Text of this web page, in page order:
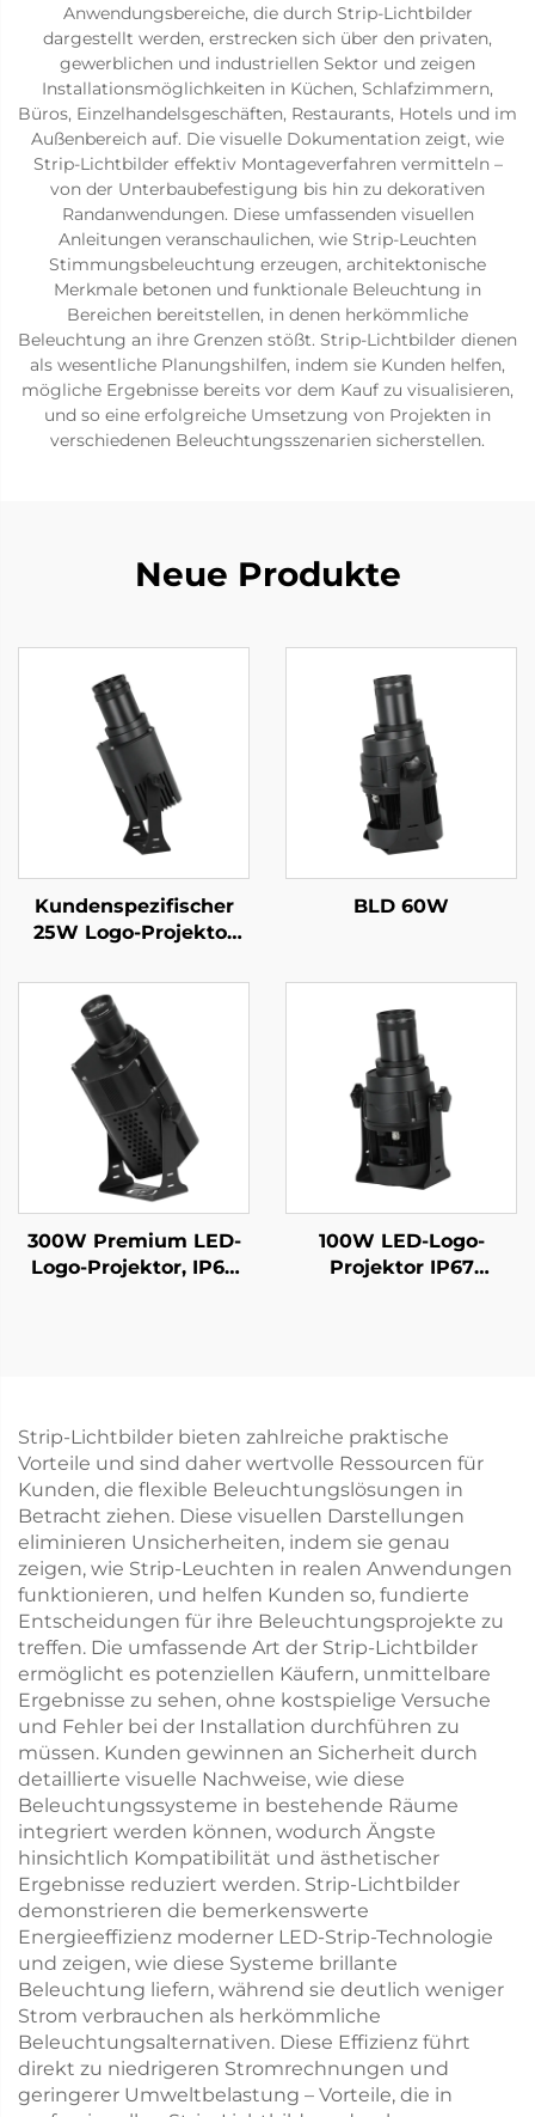
Anwendungsbereiche, die durch Strip-Lichtbilder
dargestellt werden, erstrecken sich über den privaten,
gewerblichen und industriellen Sektor und zeigen
Installationsmöglichkeiten in Küchen, Schlafzimmern,
Büros, Einzelhandelsgeschäften, Restaurants, Hotels und im
Außenbereich auf. Die visuelle Dokumentation zeigt, wie
Strip-Lichtbilder effektiv Montageverfahren vermitteln –
von der Unterbaubefestigung bis hin zu dekorativen
Randanwendungen. Diese umfassenden visuellen
Anleitungen veranschaulichen, wie Strip-Leuchten
Stimmungsbeleuchtung erzeugen, architektonische
Merkmale betonen und funktionale Beleuchtung in
Bereichen bereitstellen, in denen herkömmliche
Beleuchtung an ihre Grenzen stößt. Strip-Lichtbilder dienen
als wesentliche Planungshilfen, indem sie Kunden helfen,
mögliche Ergebnisse bereits vor dem Kauf zu visualisieren,
und so eine erfolgreiche Umsetzung von Projekten in
verschiedenen Beleuchtungsszenarien sicherstellen.
Neue Produkte
Kundenspezifischer
25W Logo-Projektor
rotierendem Gobo und
Fernbedienung – ideal
für Ladenfassaden
und Schilder
BLD 60W
300W Premium LED-
Logo-Projektor, IP67
100W LED-Logo-
Projektor IP67
Strip-Lichtbilder bieten zahlreiche praktische
Vorteile und sind daher wertvolle Ressourcen für
Kunden, die flexible Beleuchtungslösungen in
Betracht ziehen. Diese visuellen Darstellungen
eliminieren Unsicherheiten, indem sie genau
zeigen, wie Strip-Leuchten in realen Anwendungen
funktionieren, und helfen Kunden so, fundierte
Entscheidungen für ihre Beleuchtungsprojekte zu
treffen. Die umfassende Art der Strip-Lichtbilder
ermöglicht es potenziellen Käufern, unmittelbare
Ergebnisse zu sehen, ohne kostspielige Versuche
und Fehler bei der Installation durchführen zu
müssen. Kunden gewinnen an Sicherheit durch
detaillierte visuelle Nachweise, wie diese
Beleuchtungssysteme in bestehende Räume
integriert werden können, wodurch Ängste
hinsichtlich Kompatibilität und ästhetischer
Ergebnisse reduziert werden. Strip-Lichtbilder
demonstrieren die bemerkenswerte
Energieeffizienz moderner LED-Strip-Technologie
und zeigen, wie diese Systeme brillante
Beleuchtung liefern, während sie deutlich weniger
Strom verbrauchen als herkömmliche
Beleuchtungsalternativen. Diese Effizienz führt
direkt zu niedrigeren Stromrechnungen und
geringerer Umweltbelastung – Vorteile, die in